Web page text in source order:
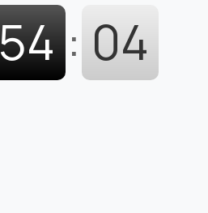
: 05